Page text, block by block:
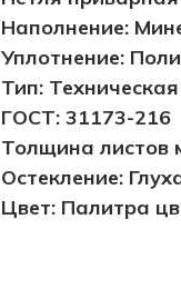
Наполнение:
Уплотнение:
Тип: Техническая
ГОСТ: 31173-216
Толщина листов
Остекление:
Цвет: Палитра